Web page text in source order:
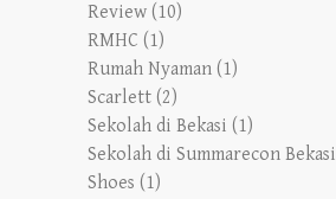
Review (10)
RMHC (1)
Rumah Nyaman (1)
Scarlett (2)
Sekolah di Bekasi (1)
Sekolah di Summarecon Bekasi
Shoes (1)